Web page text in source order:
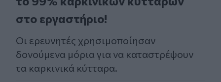
στο εργαστήριο!
Οι ερευνητές χρησιμοποίησαν
δονούμενα μόρια για να καταστρέψουν
τα καρκινικά κύτταρα.